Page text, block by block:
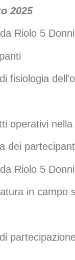
2025
Riolo 5
fisiologia
operativi
dei
Riolo 5
in campo